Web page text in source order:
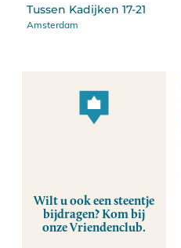
Tussen Kadijken 17-21
Amsterdam
Wilt u ook een steentje
bijdragen? Kom bij
onze Vriendenclub.